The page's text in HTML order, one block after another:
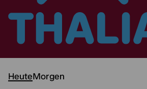
HeuteMorgen